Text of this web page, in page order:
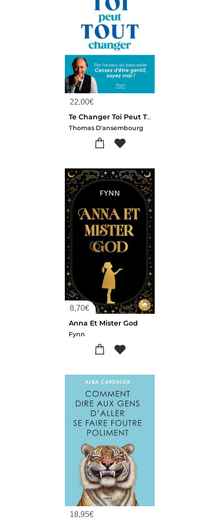
22,00€
Te Changer Toi Peut Tout Changer : Ces 5 Pieges Invisibles Qui Vous Bloquent
Thomas D'ansembourg
8,70€
Anna Et Mister God
Fynn
18,95€